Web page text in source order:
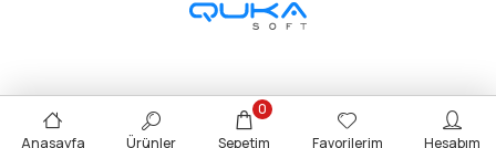
Anasayfa Ürünler Sepetim
0
Favorilerim
Hesabım